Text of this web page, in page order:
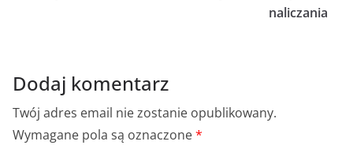
naliczania
Dodaj komentarz
Twój adres email nie zostanie opublikowany.
Wymagane pola są oznaczone*